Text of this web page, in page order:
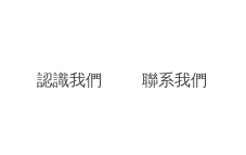
認識我們 聯系我們